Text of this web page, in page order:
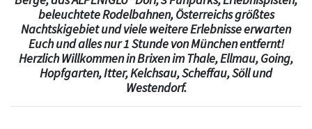
beleuchtete Rodelbahnen, Österreichs größtes
Nachtskigebiet und viele weitere Erlebnisse erwarten
Euch und alles nur 1 Stunde von München entfernt!
Herzlich Willkommen in Brixen im Thale, Ellmau, Going,
Hopfgarten, Itter, Kelchsau, Scheffau, Söll und
Westendorf.